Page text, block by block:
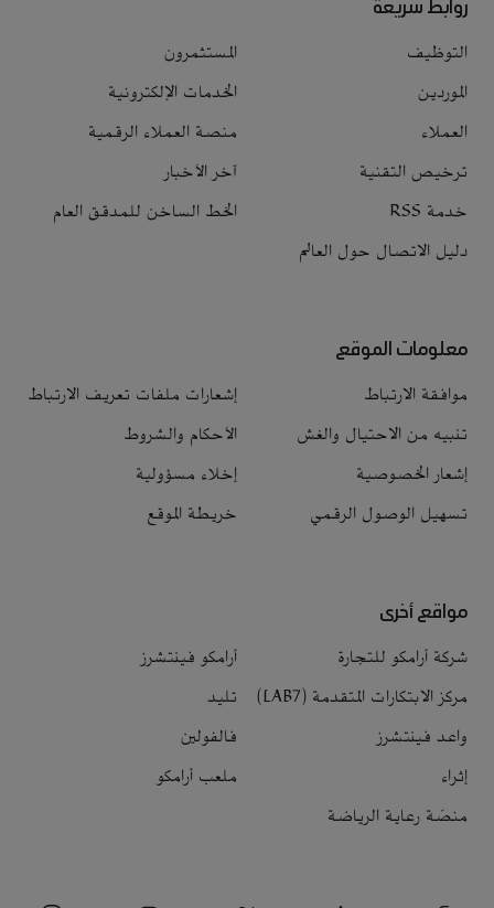
روابط سريعة
التوظيف
المستثمرون
الموردين
الخدمات الإلكترونية
العملاء
منصة العملاء الرقمية
ترخيص التقنية
آخر الأخبار
خدمة RSS
الخط الساخن للمدقق العام
دليل الاتصال حول العالم
معلومات الموقع
موافقة الارتباط
إشعارات ملفات تعريف الارتباط
تنبيه من الاحتيال والغش
الأحكام والشروط
إشعار الخصوصية
إخلاء مسؤولية
تسهيل الوصول الرقمي
خريطة الموقع
مواقع أخرى
شركة أرامكو للتجارة
أرامكو فينتشرز
مركز الابتكارات المتقدمة (LAB7)
تليد
واعد فينتشرز
فالفولين
إثراء
ملعب أرامكو
منصّة رعاية الرياضة